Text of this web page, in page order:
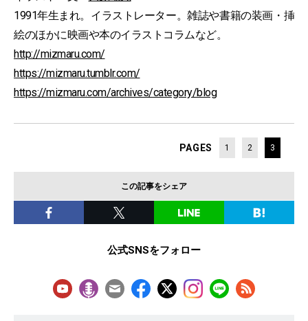
1991年生まれ。イラストレーター。雑誌や書籍の装画・挿
絵のほかに映画や本のイラストコラムなど。
http://mizmaru.com/
https://mizmaru.tumblr.com/
https://mizmaru.com/archives/category/blog
PAGES 1 2 3
この記事をシェア
公式SNSをフォロー